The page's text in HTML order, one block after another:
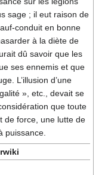
sage ; il eut raison de
conduit en bonne
à la diète de
dû savoir que les
ses ennemis et que
L’illusion d’une
», etc., devait se
que toute
de force, une lutte de
puissance.